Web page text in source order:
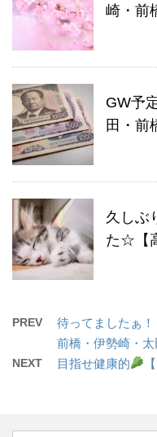
崎・前
GW予
田・前
久しぶ
た☆【
PREV
待ってましたぁ
前橋・伊勢崎・太
NEXT 目指せ健康的